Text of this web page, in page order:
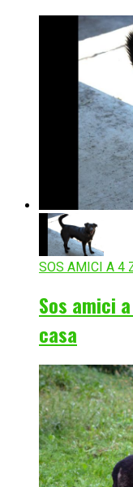
SOS AMICI A 4
Sos amici
casa